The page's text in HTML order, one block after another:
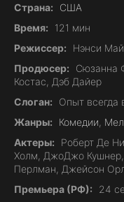
Страна:
США
Время:
121 мин
Режиссер:
Нэнси
Продюсер:
Сюзанна
Костас, Дэб Дайер
Слоган:
Опыт всегда
Жанры:
Комедии,
Актеры:
Роберт Де
Холм, ДжоДжо
Перлман, Джейсон
Премьера (РФ):
24